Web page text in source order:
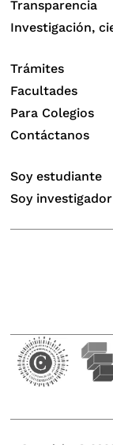
Transparencia
Investigación,
Trámites
Facultades
Para Colegios
Contáctanos
Soy estudiante
Soy investigador